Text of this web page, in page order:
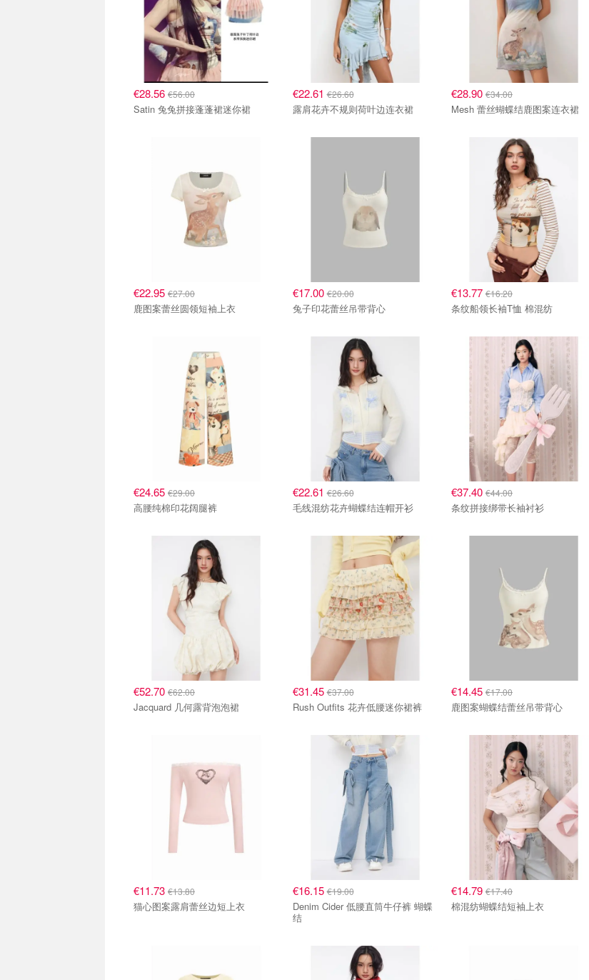
€28.56 €56.00
Satin 兔兔拼接蓬蓬裙迷你裙
€22.61€26.60
露肩花卉不规则荷叶边连衣裙
€28.90 €34.00
Mesh 蕾丝蝴蝶结鹿图案连衣裙
€22.95 €27.00
鹿图案蕾丝圆领短袖上衣
€17.00€20.00
兔子印花蕾丝吊带背心
€13.77 €16.20
条纹船领长袖T恤 棉混纺
€24.65 €29.00
高腰纯棉印花阔腿裤
€22.61€26.60
毛线混纺花卉蝴蝶结连帽开衫
€37.40 €44.00
条纹拼接绑带长袖衬衫
€52.70 €62.00
Jacquard 几何露背泡泡裙
€31.45€37.00
Rush Outfits 花卉低腰迷你裙裤
€14.45 €17.00
鹿图案蝴蝶结蕾丝吊带背心
€11.73 €13.80
猫心图案露肩蕾丝边短上衣
€16.15€19.00
Denim Cider 低腰直筒牛仔裤 蝴蝶
结
€14.79 €17.40
棉混纺蝴蝶结短袖上衣